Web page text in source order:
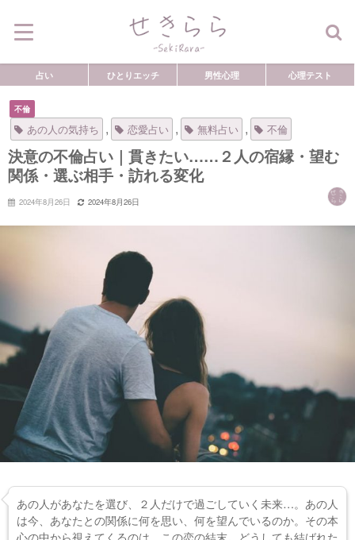
占い ひとりエッチ 男性心理 心理テスト
不倫
あの人の気持ち , 恋愛占い , 無料占い , 不倫
決意の不倫占い｜貫きたい……２人の宿縁・望む
関係・選ぶ相手・訪れる変化
2024年8月26日 2024年8月26日
あの人があなたを選び、２人だけで過ごしていく未来…。あの人
は今、あなたとの関係に何を思い、何を望んでいるのか。その本
心の中から視えてくるのは、この恋の結末。どうしても結ばれた